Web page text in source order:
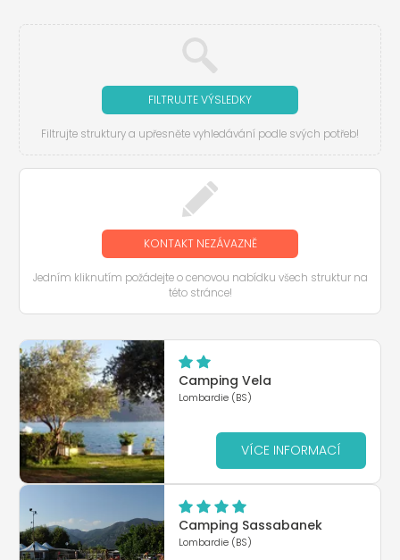
FILTRUJTE VÝSLEDKY
Filtrujte struktury a upřesněte vyhledávání podle svých potřeb!
KONTAKT NEZÁVAZNĚ
Jedním kliknutím požádejte o cenovou nabídku všech struktur na
této stránce!
Camping Vela
Lombardie (BS)
VÍCE INFORMACÍ
Camping Sassabanek
Lombardie (BS)